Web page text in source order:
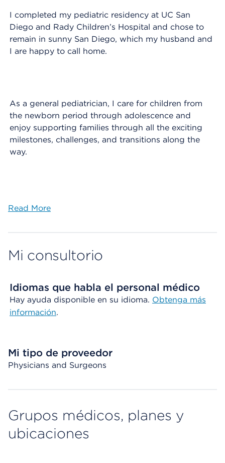
I completed my pediatric residency at UC San
Diego and Rady Children’s Hospital and chose to
remain in sunny San Diego, which my husband and
I are happy to call home.
As a general pediatrician, I care for children from
the newborn period through adolescence and
enjoy supporting families through all the exciting
milestones, challenges, and transitions along the
way.
Read More
Mi consultorio
Idiomas que habla el personal médico
Hay ayuda disponible en su idioma. Obtenga más
información.
Mi tipo de proveedor
Physicians and Surgeons
Grupos médicos, planes y
ubicaciones